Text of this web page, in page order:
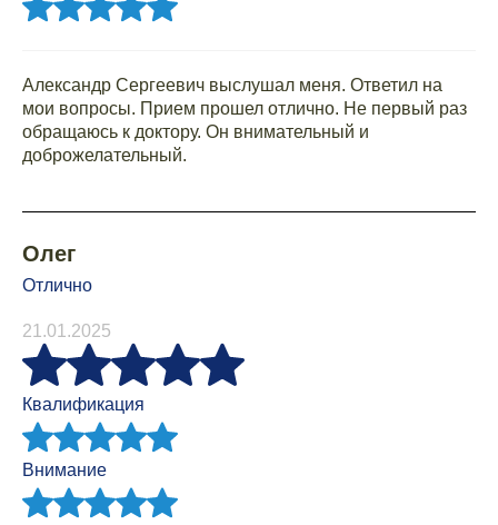
Александр Сергеевич выслушал меня. Ответил на
мои вопросы. Прием прошел отлично. Не первый раз
обращаюсь к доктору. Он внимательный и
доброжелательный.
Олег
Отлично
21.01.2025
Квалификация
Внимание